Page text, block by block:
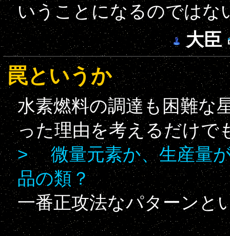
いうことになるのではな
大臣
罠というか
水素燃料の調達も困難な
った理由を考えるだけで
> 微量元素か、生産量
品の類？
一番正攻法なパターンと